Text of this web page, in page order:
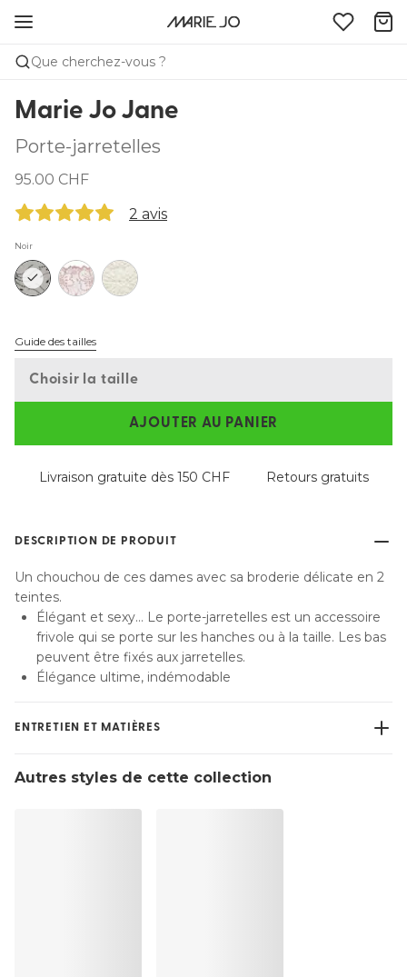
Que cherchez-vous ?
Marie Jo Jane
Porte-jarretelles
95.00 CHF
2 avis
Noir
Guide des tailles
Choisir la taille
AJOUTER AU PANIER
Livraison gratuite dès 150 CHF Retours gratuits
DESCRIPTION DE PRODUIT
Un chouchou de ces dames avec sa broderie délicate en 2
teintes.
Élégant et sexy… Le porte-jarretelles est un accessoire
frivole qui se porte sur les hanches ou à la taille. Les bas
peuvent être fixés aux jarretelles.
Élégance ultime, indémodable
ENTRETIEN ET MATIÈRES
Lavage professionnel exclu
Séchage à la machine exclu
Autres styles de cette collection